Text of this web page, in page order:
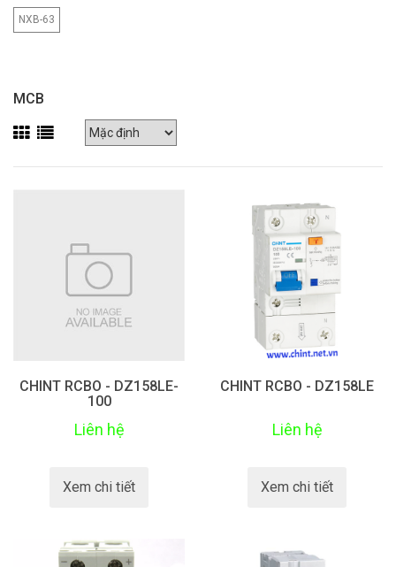
NXB-63
MCB
CHINT RCBO - DZ158LE-
100
Liên hệ
Xem chi tiết
CHINT RCBO - DZ158LE
Liên hệ
Xem chi tiết